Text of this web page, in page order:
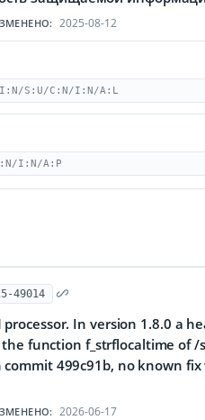
2025-08-12
S:U/C:N/I:N/A:L
I:N/A:P
49014
processor. In version 1.8.0 a
function f_strflocaltime of /
499c91b, no known
2026-06-17